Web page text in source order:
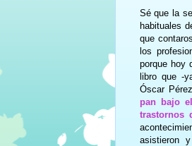
Sé que la
habituales
que
los
porque hoy
libro que -
Óscar
pan bajo
trastornos
asistieron